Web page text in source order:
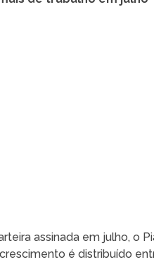
assinada em julho, o
é distribuído